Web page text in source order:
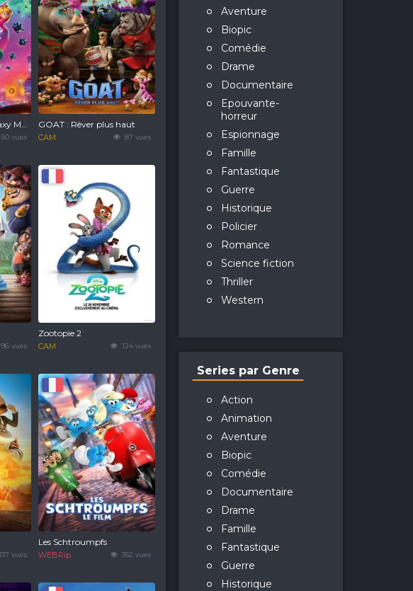
50 vues
The Super Mario Galaxy Movie
87 vues
GOAT : Rêver plus haut
CAM
96 vues 124 vues
Zootopie 2
CAM
137 vues 352 vues
Les Schtroumpfs
WEBRip
Aventure
Biopic
Comédie
Drame
Documentaire
Epouvante-
horreur
Espionnage
Famille
Fantastique
Guerre
Historique
Policier
Romance
Science fiction
Thriller
Western
Series par Genre
Action
Animation
Aventure
Biopic
Comédie
Documentaire
Drame
Famille
Fantastique
Guerre
Historique